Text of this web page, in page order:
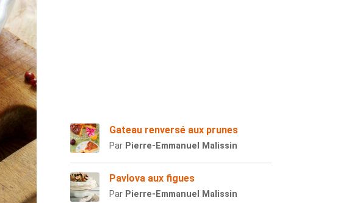
Gateau renversé aux prunes
Par Pierre-Emmanuel Malissin
Pavlova aux figues
Par Pierre-Emmanuel Malissin